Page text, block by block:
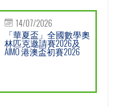
14/07/2026
「華夏盃」全國數學奧
林匹克邀請賽2026及
AIMO 港澳盃初賽2026